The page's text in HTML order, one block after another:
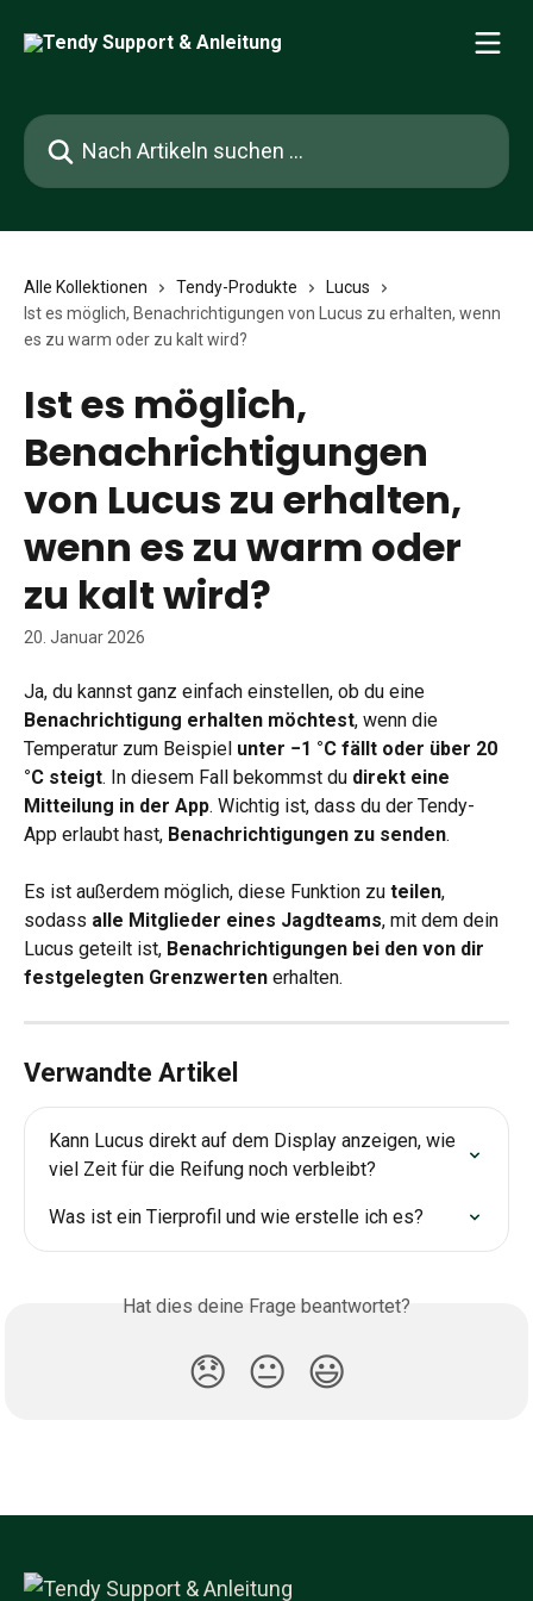
Nach Artikeln suchen …
Alle Kollektionen Tendy-Produkte
Lucus
Ist es möglich, Benachrichtigungen von Lucus zu erhalten, wenn
es zu warm oder zu kalt wird?
Ist es möglich,
Benachrichtigungen
von Lucus zu erhalten,
wenn es zu warm oder
zu kalt wird?
20. Januar 2026
Ja, du kannst ganz einfach einstellen, ob du eine
Benachrichtigung erhalten möchtest, wenn die
Temperatur zum Beispiel unter −1 °C fällt oder über 20
°C steigt. In diesem Fall bekommst du direkt eine
Mitteilung in der App. Wichtig ist, dass du der Tendy-
App erlaubt hast, Benachrichtigungen zu senden.
Es ist außerdem möglich, diese Funktion zu teilen,
sodass alle Mitglieder eines Jagdteams, mit dem dein
Lucus geteilt ist, Benachrichtigungen bei den von dir
festgelegten Grenzwerten erhalten.
Verwandte Artikel
Kann Lucus direkt auf dem Display anzeigen, wie
viel Zeit für die Reifung noch verbleibt?
Was ist ein Tierprofil und wie erstelle ich es?
Hat dies deine Frage beantwortet?
😞 😐 😃